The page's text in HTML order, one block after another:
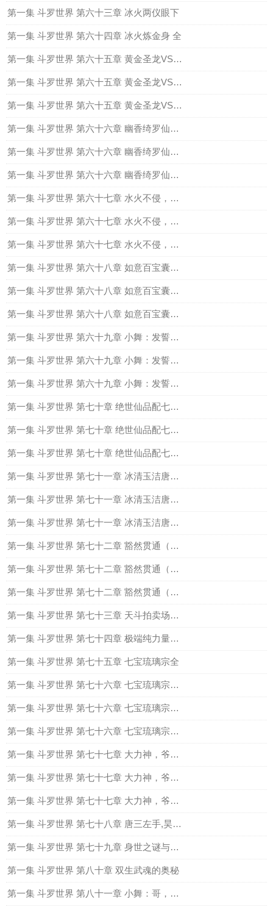
第一集 斗罗世界 第六十三章 冰火两仪眼下
第一集 斗罗世界 第六十四章 冰火炼金身 全
第一集 斗罗世界 第六十五章 黄金圣龙VS碧磷蛇皇（上）
第一集 斗罗世界 第六十五章 黄金圣龙VS碧磷蛇皇（中）
第一集 斗罗世界 第六十五章 黄金圣龙VS碧磷蛇皇（下）
第一集 斗罗世界 第六十六章 幽香绮罗仙品（上）
第一集 斗罗世界 第六十六章 幽香绮罗仙品（中）
第一集 斗罗世界 第六十六章 幽香绮罗仙品（下）
第一集 斗罗世界 第六十七章 水火不侵，百毒辟易（上）
第一集 斗罗世界 第六十七章 水火不侵，百毒辟易（中）
第一集 斗罗世界 第六十七章 水火不侵，百毒辟易（下）
第一集 斗罗世界 第六十八章 如意百宝囊与子母追魂夺命胆（上）
第一集 斗罗世界 第六十八章 如意百宝囊与子母追魂夺命胆（中）
第一集 斗罗世界 第六十八章 如意百宝囊与子母追魂夺命胆（下）
第一集 斗罗世界 第六十九章 小舞：发誓不要离开我（上）
第一集 斗罗世界 第六十九章 小舞：发誓不要离开我（中）
第一集 斗罗世界 第六十九章 小舞：发誓不要离开我（下）
第一集 斗罗世界 第七十章 绝世仙品配七怪（上）
第一集 斗罗世界 第七十章 绝世仙品配七怪（中）
第一集 斗罗世界 第七十章 绝世仙品配七怪（下）
第一集 斗罗世界 第七十一章 冰清玉洁唐三少（上）
第一集 斗罗世界 第七十一章 冰清玉洁唐三少（中）
第一集 斗罗世界 第七十一章 冰清玉洁唐三少（下）
第一集 斗罗世界 第七十二章 豁然贯通（上）
第一集 斗罗世界 第七十二章 豁然贯通（中）
第一集 斗罗世界 第七十二章 豁然贯通（下）
第一集 斗罗世界 第七十三章 天斗拍卖场（全）
第一集 斗罗世界 第七十四章 极端纯力量魂师（全）
第一集 斗罗世界 第七十五章 七宝琉璃宗全
第一集 斗罗世界 第七十六章 七宝琉璃宗的惊讶上
第一集 斗罗世界 第七十六章 七宝琉璃宗的惊讶（中）
第一集 斗罗世界 第七十六章 七宝琉璃宗的惊讶（下）
第一集 斗罗世界 第七十七章 大力神，爷爷真的来了（上）
第一集 斗罗世界 第七十七章 大力神，爷爷真的来了（中）
第一集 斗罗世界 第七十七章 大力神，爷爷真的来了（下）
第一集 斗罗世界 第七十八章 唐三左手,昊天锤全
第一集 斗罗世界 第七十九章 身世之谜与昊天斗罗
第一集 斗罗世界 第八十章 双生武魂的奥秘
第一集 斗罗世界 第八十一章 小舞：哥，替我梳头（上）